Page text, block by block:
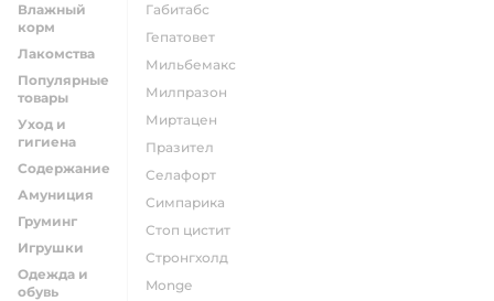
Влажный
корм
Лакомства
Популярные
товары
Уход и
гигиена
Содержание
Амуниция
Груминг
Игрушки
Одежда и
обувь
габитабс
гепатовет
мильбемакс
милпразон
миртацен
празител
селафорт
симпарика
стоп цистит
стронгхолд
monge